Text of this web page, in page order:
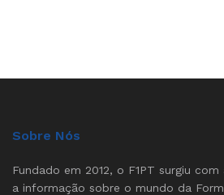
Sobre Nós
Fundado em 2012, o F1PT surgiu
a informação sobre o mundo da